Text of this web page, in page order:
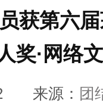
获第六
奖·网络
来源： 团